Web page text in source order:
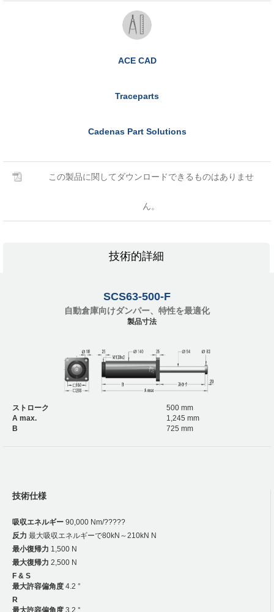
ACE CAD
Traceparts
Cadenas Part Solutions
この製品に関してダウンロードできるものはありませ
ん。
技術的詳細
SCS63-500-F
自動倉庫向けダンパー、特性を最適化
製品寸法
ストローク
500 mm
A max.
1,245 mm
B
725 mm
技術仕様
吸収エネルギー 90,000 Nm/?????
反力 最大吸収エネルギーで80kN～210kN N
最小復帰力 1,500 N
最大復帰力 2,500 N
F & S
最大許容偏角度 4.2 °
R
最大許容偏角度 3.2 °